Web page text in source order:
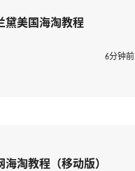
黛美国海淘教程
6分钟前
淘教程（移动版）